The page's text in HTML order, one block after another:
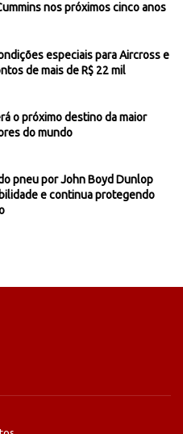
nos próximos cinco anos
especiais para Aircross e
de mais de R$ 22 mil
o próximo destino da maior
do mundo
pneu por John Boyd Dunlop
e continua protegendo